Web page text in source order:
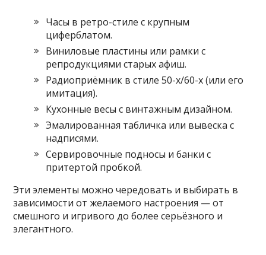
Часы в ретро-стиле с крупным
циферблатом.
Виниловые пластины или рамки с
репродукциями старых афиш.
Радиоприёмник в стиле 50-х/60-х (или его
имитация).
Кухонные весы с винтажным дизайном.
Эмалированная табличка или вывеска с
надписями.
Сервировочные подносы и банки с
притертой пробкой.
Эти элементы можно чередовать и выбирать в
зависимости от желаемого настроения — от
смешного и игривого до более серьёзного и
элегантного.